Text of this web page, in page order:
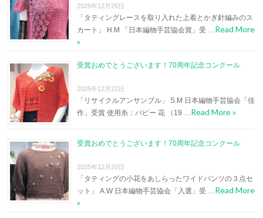
2025年12月25日
「タティングレースを取り入れた上着とかぎ針編みのス
カート」 H.M 「日本編物手芸協会賞」受 …Read More
»
受賞おめでとうございます！70周年記念コンクール
2025年12月22日
「リサイクルアンサンブル」 S.M 日本編物手芸協会「佳
作」受賞 使用糸：パピー 花 （19 …Read More »
受賞おめでとうございます！70周年記念コンクール
2025年12月20日
「タティングの小花をあしらったワイドパンツの３点セ
ット」 A.W 日本編物手芸協会「入選」受 …Read More
»